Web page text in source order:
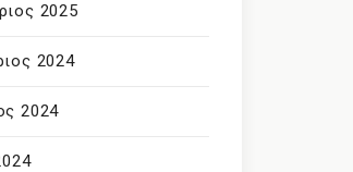
2025
2024
2024